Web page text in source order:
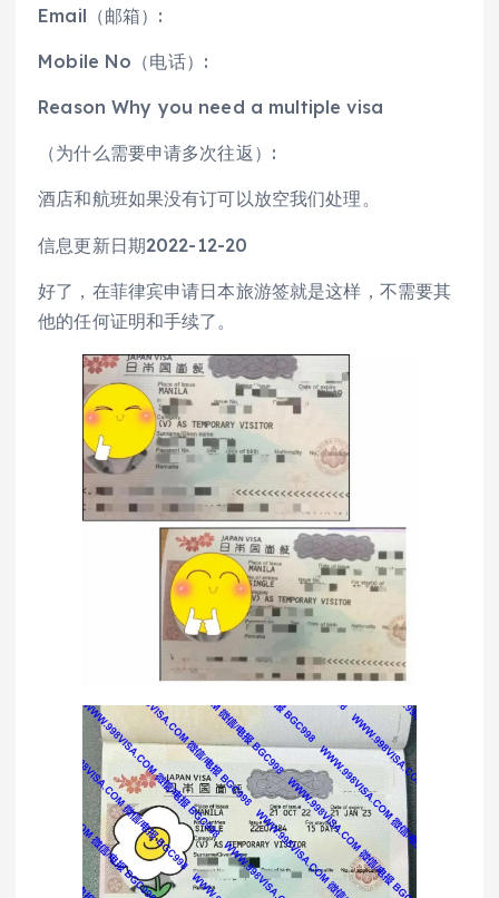
Email（邮箱）:
Mobile No（电话）:
Reason Why you need a multiple visa
（为什么需要申请多次往返）:
酒店和航班如果没有订可以放空我们处理。
信息更新日期2022-12-20
好了，在菲律宾申请日本旅游签就是这样，不需要其
他的任何证明和手续了。